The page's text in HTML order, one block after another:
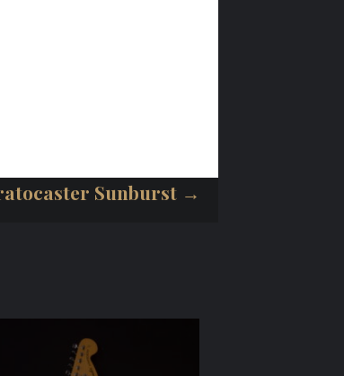
Sunburst →